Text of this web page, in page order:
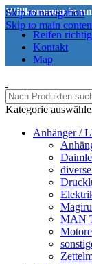
Skip to navigation
Skip to main
Willkommen in
Reifen richtig
Kontakt
Map
Kategorie
Anhänger /
MAN
Motore